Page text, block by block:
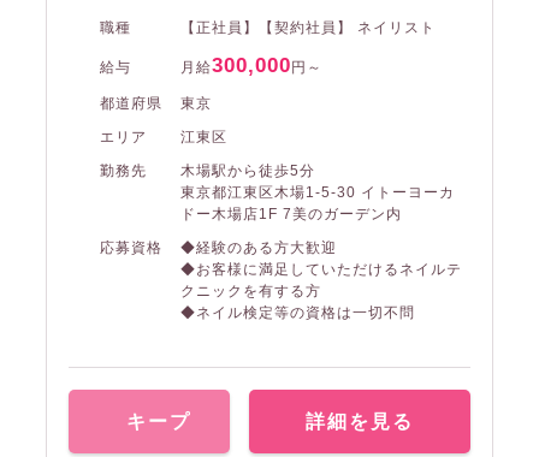
職種 【正社員】【契約社員】 ネイリスト
給与 月給300,000 円～
都道府県
東京
エリア
江東区
勤務先
木場駅から徒歩5分
東京都江東区木場1-5-30 イトーヨーカ
ドー木場店1F 7美のガーデン内
応募資格
◆経験のある方大歓迎
◆お客様に満足していただけるネイルテ
クニックを有する方
◆ネイル検定等の資格は一切不問
キープ 詳細を見る